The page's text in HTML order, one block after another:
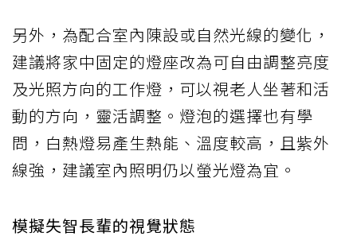
另外，為配合室內陳設或自然光線的變化，
建議將家中固定的燈座改為可自由調整亮度
及光照方向的工作燈，可以視老人坐著和活
動的方向，靈活調整。燈泡的選擇也有學
問，白熱燈易產生熱能、溫度較高，且紫外
線強，建議室內照明仍以螢光燈為宜。
模擬失智長輩的視覺狀態